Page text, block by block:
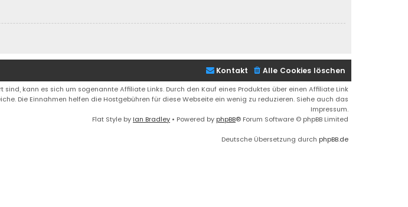
Alle Cookies löschen
Kontakt
kann es sich um sogenannte Affiliate Links. Durch den Kauf eines Produktes über einen Affiliate Link
Die Einnahmen helfen die Hostgebühren für diese Webseite ein wenig zu reduzieren. Siehe auch das
Impressum.
Flat Style by Ian Bradley • Powered by phpBB® Forum Software © phpBB Limited
Deutsche Übersetzung durch phpBB.de